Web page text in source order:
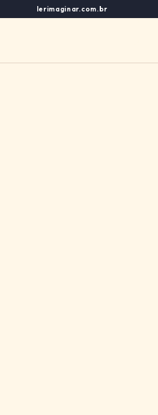
lerimaginar.com.br